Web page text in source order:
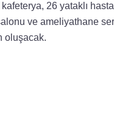
26 yataklı
ve ameliyathane
oluşacak.